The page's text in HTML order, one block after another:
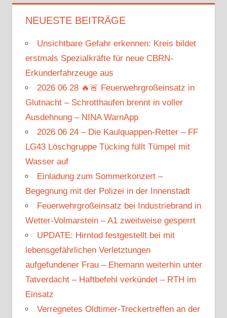
NEUESTE BEITRÄGE
Unsichtbare Gefahr erkennen: Kreis bildet
erstmals Spezialkräfte für neue CBRN-
Erkunderfahrzeuge aus
2026 06 28 🔥🚨 Feuerwehrgroßeinsatz in
Glutnacht – Schrotthaufen brennt in voller
Ausdehnung – NINA WarnApp
2026 06 24 – Die Kaulquappen-Retter – FF
LG43 Löschgruppe Tücking füllt Tümpel mit
Wasser auf
Einladung zum Sommerkonzert –
Begegnung mit der Polizei in der Innenstadt
Feuerwehrgroßeinsatz bei Industriebrand in
Wetter-Volmarstein – A1 zweitweise gesperrt
UPDATE: Hirntod festgestellt bei mit
lebensgefährlichen Verletztungen
aufgefundener Frau – Ehemann weiterhin unter
Tatverdacht – Haftbefehl verkündet – RTH im
Einsatz
Verregnetes Oldtimer-Treckertreffen an der